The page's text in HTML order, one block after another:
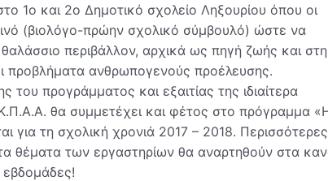
1ο και 2ο Δημοτικό σχολείο Ληξουρίου όπου οι
(βιολόγο-πρώην σχολικό σύμβουλό) ώστε να
περιβάλλον, αρχικά ως πηγή ζωής και στη
προβλήματα ανθρωπογενούς προέλευσης.
του προγράμματος και εξαιτίας της ιδιαίτερα
θα συμμετέχει και φέτος στο πρόγραμμα
για τη σχολική χρονιά 2017 – 2018. Περισσότερες
θέματα των εργαστηρίων θα αναρτηθούν στα